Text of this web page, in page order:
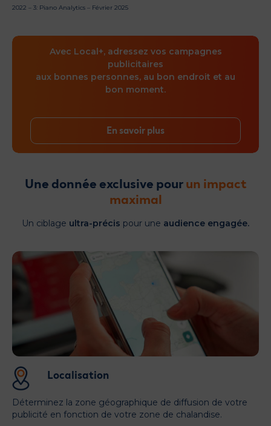
2022 – 3: Piano Analytics – Février 2025
Avec Local+, adressez vos campagnes
publicitaires
aux bonnes personnes, au bon endroit et au
bon moment.
En savoir plus
Une donnée exclusive pourun impact
maximal
Un ciblage ultra-précis pour une audience engagée.
Localisation
Déterminez la zone géographique de diffusion de votre
publicité en fonction de votre zone de chalandise.